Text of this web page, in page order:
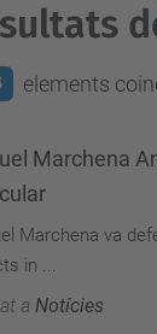
elements
Marchena
Marchena va
in ...
a Notícies